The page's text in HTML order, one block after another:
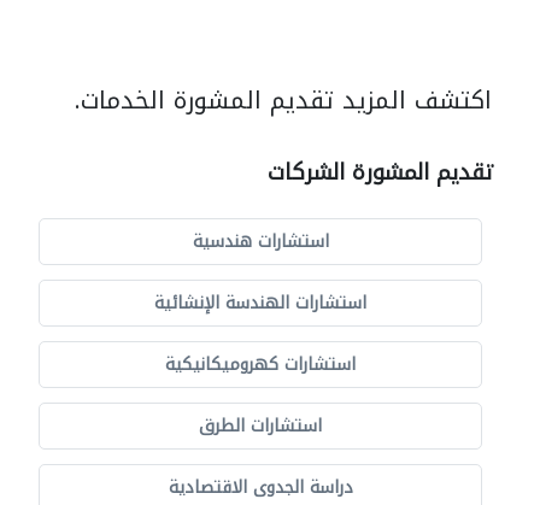
اكتشف المزيد تقديم المشورة الخدمات.
تقديم المشورة الشركات
استشارات هندسية
استشارات الهندسة الإنشائية
استشارات كهروميكانيكية
استشارات الطرق
دراسة الجدوى الاقتصادية